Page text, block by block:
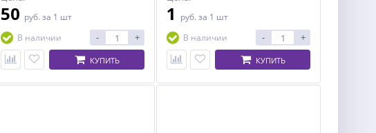
50 руб. за 1 шт
В наличии
- +
КУПИТЬ
1 руб. за 1 шт
В наличии
- +
КУПИТЬ